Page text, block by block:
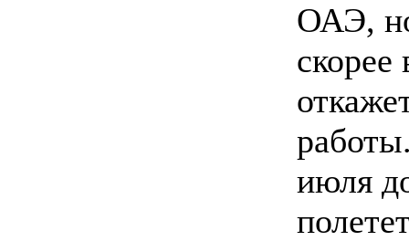
ОАЭ,
скорее
июля